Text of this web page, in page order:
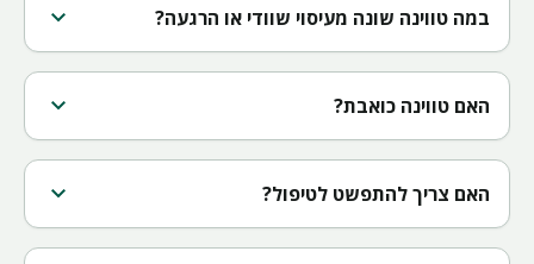
במה טווינה שונה מעיסוי שוודי או הרגעה? expand_more
האם טווינה כואבת? expand_more
האם צריך להתפשט לטיפול? expand_more